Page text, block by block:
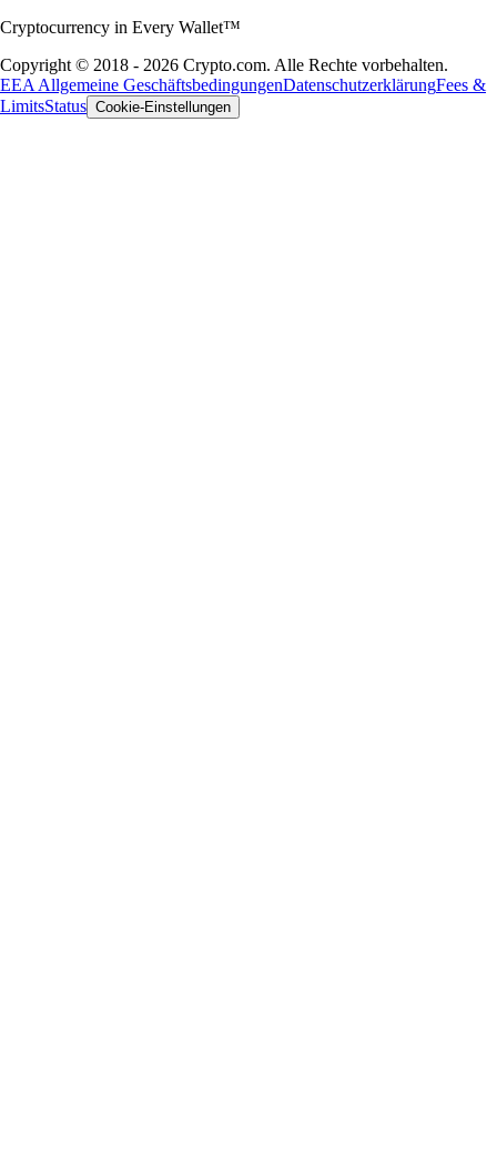
Cryptocurrency in Every Wallet™
Copyright © 2018 - 2026 Crypto.com. Alle Rechte vorbehalten.
EEA Allgemeine GeschäftsbedingungenDatenschutzerklärungFees &
LimitsStatus Cookie-Einstellungen